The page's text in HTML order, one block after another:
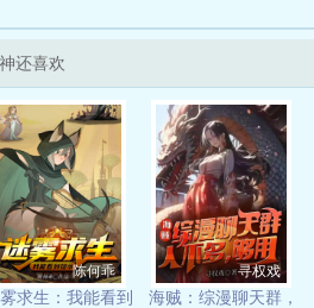
还喜欢
陈何乖
求生：我能看到
寻权戏
海贼：综漫聊天群，